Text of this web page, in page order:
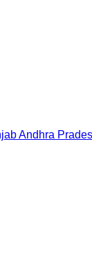
Andhra